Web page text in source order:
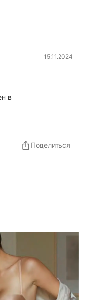
15.11.2024
Поделиться